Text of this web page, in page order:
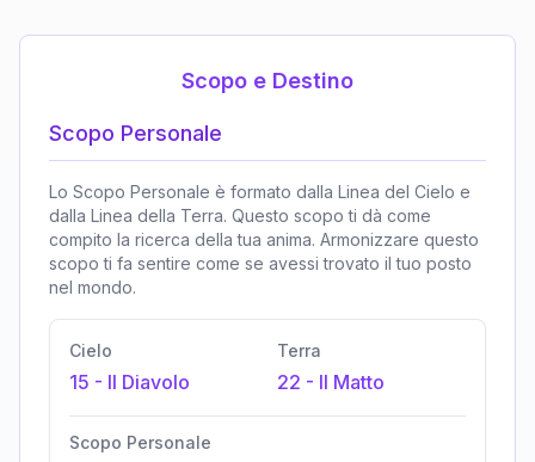
Scopo e Destino
Scopo Personale
Lo Scopo Personale è formato dalla Linea del Cielo e
dalla Linea della Terra. Questo scopo ti dà come
compito la ricerca della tua anima. Armonizzare questo
scopo ti fa sentire come se avessi trovato il tuo posto
nel mondo.
Cielo
15 - Il Diavolo
Terra
22 - Il Matto
Scopo Personale